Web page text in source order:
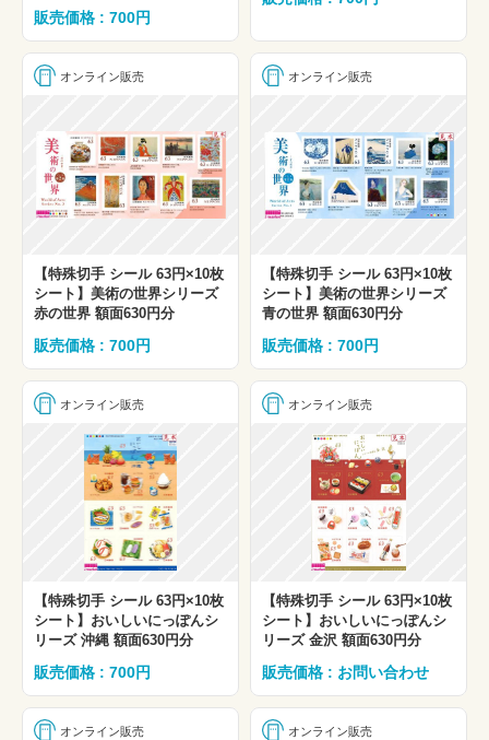
販売価格 : 700円
オンライン販売
【特殊切手 シール 63円×10枚
シート】美術の世界シリーズ
赤の世界 額面630円分
販売価格 : 700円
オンライン販売
【特殊切手 シール 63円×10枚
シート】美術の世界シリーズ
青の世界 額面630円分
販売価格 : 700円
オンライン販売
【特殊切手 シール 63円×10枚
シート】おいしいにっぽんシ
リーズ 沖縄 額面630円分
販売価格 : 700円
オンライン販売
【特殊切手 シール 63円×10枚
シート】おいしいにっぽんシ
リーズ 金沢 額面630円分
販売価格 : お問い合わせ
オンライン販売 オンライン販売